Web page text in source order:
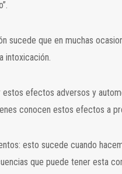
sucede que en muchas
intoxicación.
efectos adversos y
conocen estos efectos a
esto sucede cuando
que puede tener esta